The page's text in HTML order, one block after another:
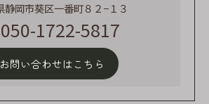
静岡市葵区一番町８２−１３
050-1722-5817
お問い合わせはこちら